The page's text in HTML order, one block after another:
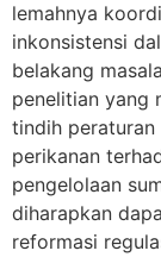
lemahnya
inkonsistensi
belakang
penelitian yang
tindih
perikanan
pengelolaan
diharapkan
reformasi